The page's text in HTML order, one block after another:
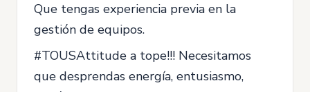
Que tengas experiencia previa en la
gestión de equipos.
#TOUSAttitude a tope!!! Necesitamos
que desprendas energía, entusiasmo,